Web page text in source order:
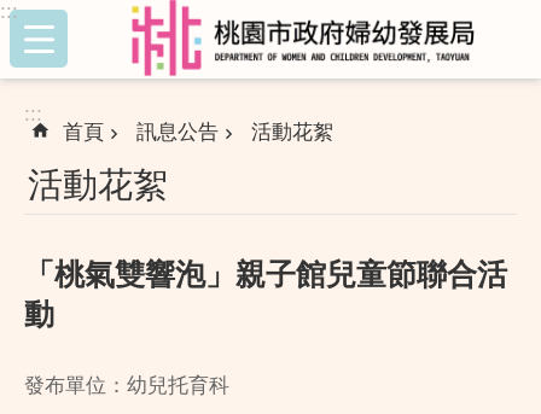
跳到主要內容區塊
:::
:::
首頁 訊息公告 活動花絮
活動花絮
「桃氣雙響泡」親子館兒童節聯合活
動
發布單位：幼兒托育科